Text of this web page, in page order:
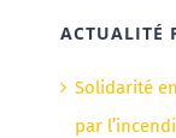
ACTUALITÉ
Solidarité
par